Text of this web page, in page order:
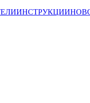
ИНСТРУКЦИИ